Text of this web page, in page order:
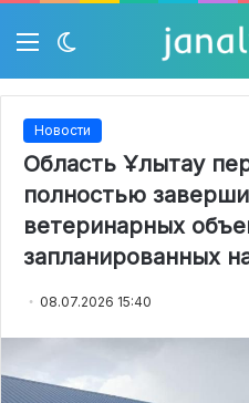
Мәзір
skin
Новости
Область Ұлытау
полностью
ветеринарных
запланированных
08.07.2026 15:40